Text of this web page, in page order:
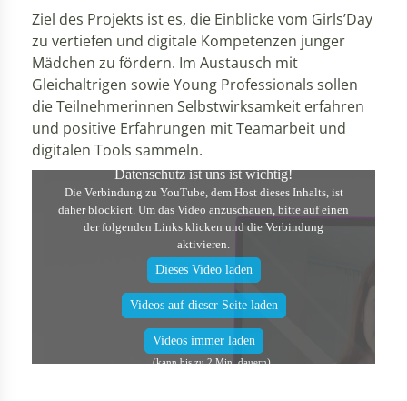
Ziel des Projekts ist es, die Einblicke vom Girls’Day
zu vertiefen und digitale Kompetenzen junger
Mädchen zu fördern. Im Austausch mit
Gleichaltrigen sowie Young Professionals sollen
die Teilnehmerinnen Selbstwirksamkeit erfahren
und positive Erfahrungen mit Teamarbeit und
digitalen Tools sammeln.
Datenschutz ist uns ist wichtig!
Die Verbindung zu YouTube, dem Host dieses Inhalts, ist
daher blockiert. Um das Video anzuschauen, bitte auf einen
der folgenden Links klicken und die Verbindung
aktivieren.
Dieses Video laden
Videos auf dieser Seite laden
Videos immer laden